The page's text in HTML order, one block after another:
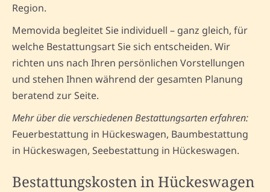
Region.
Memovida begleitet Sie individuell – ganz gleich, für
welche Bestattungsart Sie sich entscheiden. Wir
richten uns nach Ihren persönlichen Vorstellungen
und stehen Ihnen während der gesamten Planung
beratend zur Seite.
Mehr über die verschiedenen Bestattungsarten erfahren:
Feuerbestattung in Hückeswagen, Baumbestattung
in Hückeswagen, Seebestattung in Hückeswagen.
Bestattungskosten in Hückeswagen